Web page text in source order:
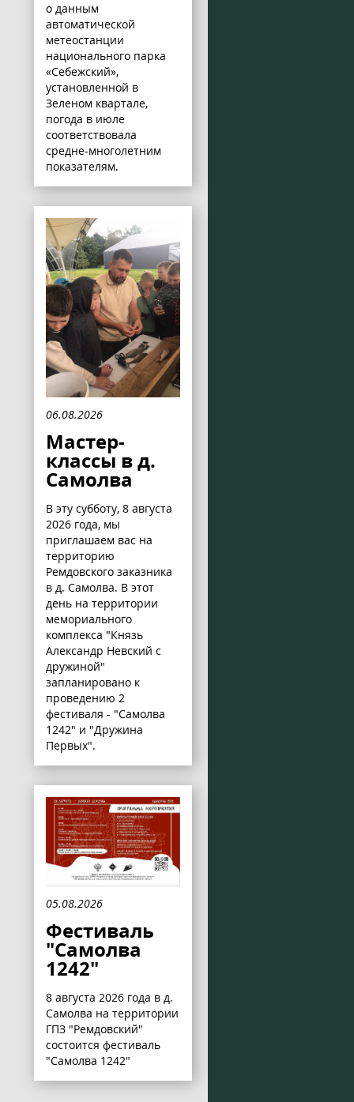
о данным
автоматической
метеостанции
национального парка
«Себежский»,
установленной в
Зеленом квартале,
погода в июле
соответствовала
средне-многолетним
показателям.
06.08.2026
Мастер-
классы в д.
Самолва
В эту субботу, 8 августа
2026 года, мы
приглашаем вас на
территорию
Ремдовского заказника
в д. Самолва. В этот
день на территории
мемориального
комплекса "Князь
Александр Невский с
дружиной"
запланировано к
проведению 2
фестиваля - "Самолва
1242" и "Дружина
Первых".
05.08.2026
Фестиваль
"Самолва
1242"
8 августа 2026 года в д.
Самолва на территории
ГПЗ "Ремдовский"
состоится фестиваль
"Самолва 1242"